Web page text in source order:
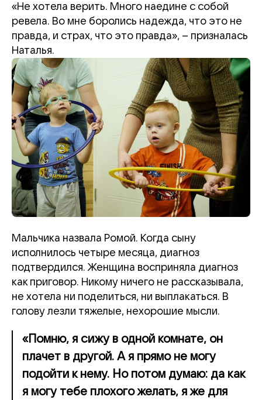
«Не хотела верить. Много наедине с собой
ревела. Во мне боролись надежда, что это не
правда, и страх, что это правда», – призналась
Наталья.
Мальчика назвала Ромой. Когда сыну
исполнилось четыре месяца, диагноз
подтвердился. Женщина восприняла диагноз
как приговор. Никому ничего не рассказывала,
не хотела ни поделиться, ни выплакаться. В
голову лезли тяжелые, нехорошие мысли.
«Помню, я сижу в одной комнате, он
плачет в другой. А я прямо не могу
подойти к нему. Но потом думаю: да как
я могу тебе плохого желать, я же для